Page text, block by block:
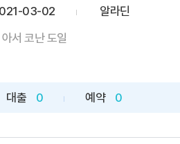
03-02
알라딘
서 코난 도일
대출 0 예약 0